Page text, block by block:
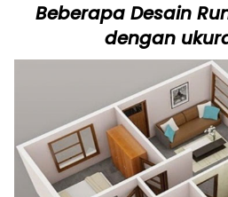
Beberapa Desain
dengan